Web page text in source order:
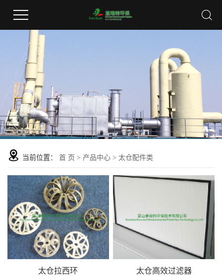
当前位置： 首 页 > 产品中心 > 太仓配件类
太仓拉西环 太仓高效过滤器